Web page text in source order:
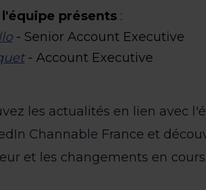
présents :
- Senior Account Executive
- Account Executive
les actualités en lien avec
Channable France et
et les changements en cours.